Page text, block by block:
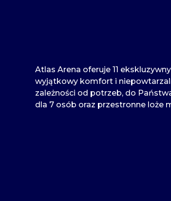
Atlas Arena oferuje 11
wyjątkowy komfort i
zależności od potrzeb, do
dla 7 osób oraz przestronne loże